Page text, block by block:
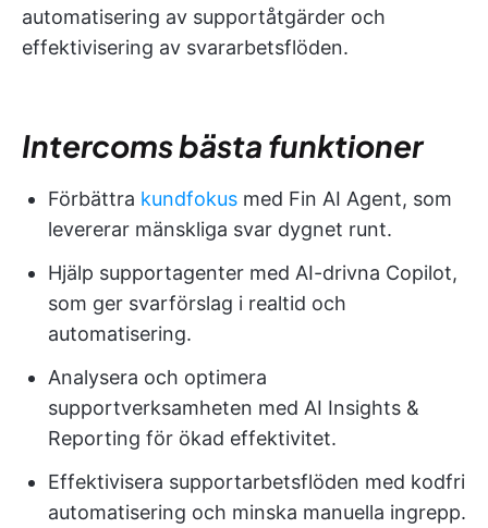
automatisering av supportåtgärder och
effektivisering av svararbetsflöden.
Intercoms bästa funktioner
Förbättra kundfokus med Fin AI Agent, som
levererar mänskliga svar dygnet runt.
Hjälp supportagenter med AI-drivna Copilot,
som ger svarförslag i realtid och
automatisering.
Analysera och optimera
supportverksamheten med AI Insights &
Reporting för ökad effektivitet.
Effektivisera supportarbetsflöden med kodfri
automatisering och minska manuella ingrepp.